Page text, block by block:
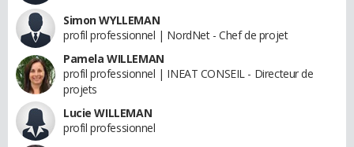
Simon WYLLEMAN
profil professionnel | NordNet - Chef de projet
Pamela WILLEMAN
profil professionnel | INEAT CONSEIL - Directeur de
projets
Lucie WILLEMAN
profil professionnel